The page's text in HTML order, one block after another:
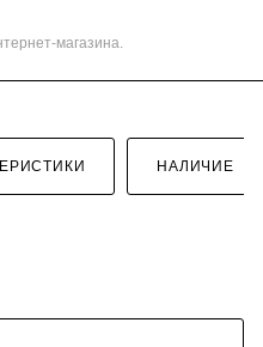
магазина.
НАЛИЧИЕ